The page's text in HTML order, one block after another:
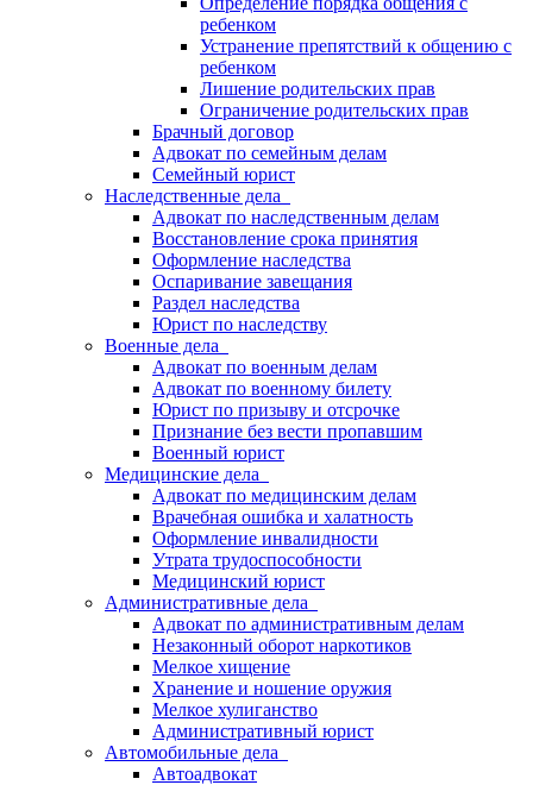
ребенком
Устранение препятствий к общению с
ребенком
Лишение родительских прав
Ограничение родительских прав
Брачный договор
Адвокат по семейным делам
Семейный юрист
Наследственные дела
Адвокат по наследственным делам
Восстановление срока принятия
Оформление наследства
Оспаривание завещания
Раздел наследства
Юрист по наследству
Военные дела
Адвокат по военным делам
Адвокат по военному билету
Юрист по призыву и отсрочке
Признание без вести пропавшим
Военный юрист
Медицинские дела
Адвокат по медицинским делам
Врачебная ошибка и халатность
Оформление инвалидности
Утрата трудоспособности
Медицинский юрист
Административные дела
Адвокат по административным делам
Незаконный оборот наркотиков
Мелкое хищение
Хранение и ношение оружия
Мелкое хулиганство
Административный юрист
Автомобильные дела
Автоадвокат